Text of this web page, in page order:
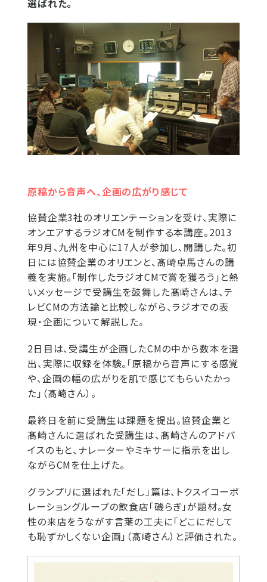
選ばれた。
原稿から音声へ、企画の広がり感じて
協賛企業3社のオリエンテーションを受け、実際に
オンエアするラジオCMを制作する本講座。2013
年9月、九州を中心に17人が参加し、開講した。初
日には協賛企業のオリエンと、髙崎卓馬さんの講
義を実施。「制作したラジオCMで賞を獲ろう」と熱
いメッセージで受講生を鼓舞した髙崎さんは、テ
レビCMの方法論と比較しながら、ラジオでの表
現・企画について解説した。
2日目は、受講生が企画したCMの中から数本を選
出、実際に収録を体験。「原稿から音声にする感覚
や、企画の幅の広がりを肌で感じてもらいたかっ
た」（髙崎さん）。
最終日を前に受講生は課題を提出。協賛企業と
髙崎さんに選ばれた受講生は、髙崎さんのアドバ
イスのもと、ナレーターやミキサーに指示を出し
ながらCMを仕上げた。
グランプリに選ばれた「だし」篇は、トクスイコーポ
レーショングループの飲食店「磯らぎ」が題材。女
性の来店をうながす言葉の工夫に「どこにだして
も恥ずかしくない企画」（髙崎さん）と評価された。